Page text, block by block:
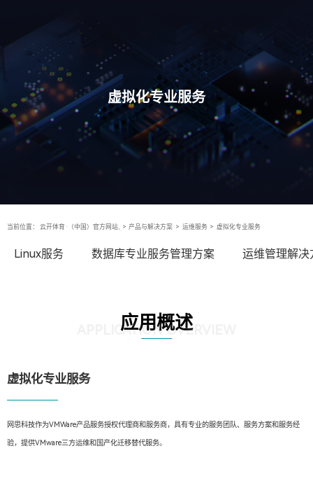
虚拟化专业服务
当前位置： 云开体育·（中国）官方网站, > 产品与解决方案 > 运维服务 > 虚拟化专业服务
Linux服务 数据库专业服务管理方案 运维管理解决
应用概述
APPLICATION OVERVIEW
虚拟化专业服务
网思科技作为VMWare产品服务授权代理商和服务商，具有专业的服务团队、服务方案和服务经
验，提供VMware三方运维和国产化迁移替代服务。